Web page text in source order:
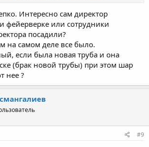
Интересно сам директор
фейерверке или сотрудники
посадили?
на самом деле все было.
если была новая труба и она
(брак новой трубы) при этом шар
нее ?
#9